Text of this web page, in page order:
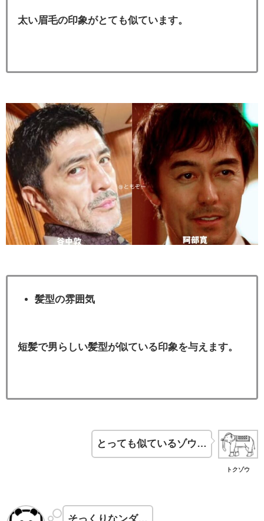
太い眉毛の印象がとても似ています。
髪型の雰囲気
短髪で男らしい髪型が似ている印象を与えます。
トクゾウ
とっても似ているゾウ…